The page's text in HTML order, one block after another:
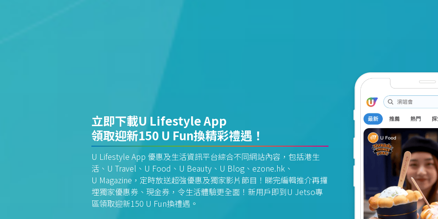
立即下載U Lifestyle App
領取迎新150 U Fun換精彩禮遇！
U Lifestyle App 優惠及生活資訊平台綜合不同網站內容，包括港生
活、U Travel、U Food、U Beauty、U Blog、ezone.hk、
U Magazine，定時放送超強優惠及獨家影片節目！睇完編輯推介再攞
埋獨家優惠券、現金券，令生活體驗更全面！新用戶即到U Jetso專
區領取迎新150 U Fun換禮遇。